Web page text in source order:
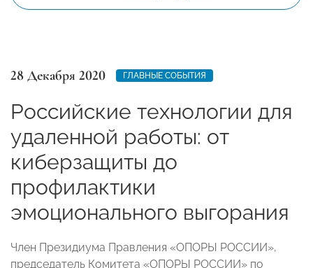
28 Декабря 2020 ГЛАВНЫЕ СОБЫТИЯ
Российские технологии для
удаленной работы: от
киберзащиты до
профилактики
эмоционального выгорания
Член Президиума Правления «ОПОРЫ РОССИИ»,
председатель Комитета «ОПОРЫ РОССИИ» по